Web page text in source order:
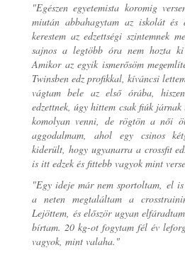
"Egészen egyetemista koromig
miután abbahagytam az iskolát és
kerestem az edzettségi szintemnek
sajnos a legtöbb óra nem hozta
Amikor az egyik ismerősöm
Twinsben edz profikkal, kíváncsi
vágtam bele az első órába,
edzettnek, úgy hittem csak fiúk
komolyan venni, de rögtön a női
aggodalmam, ahol egy csinos
kiderült, hogy ugyanarra a crossfit
is itt edzek és fittebb vagyok mint
"Egy ideje már nem sportoltam, el
a neten megtaláltam a
Lejöttem, és először ugyan
bírtam. 20 kg-ot fogytam fél év
vagyok, mint valaha."